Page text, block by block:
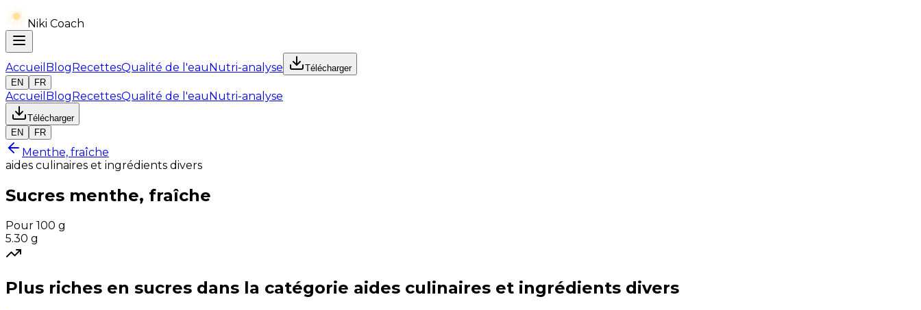
Niki Coach
Accueil BlogRecettesQualité de l'eauNutri-analyse
Télécharger
EN
FR
Accueil BlogRecettesQualité de l'eauNutri-analyse
Télécharger
EN
FR
Menthe, fraîche
aides culinaires et ingrédients divers
Sucres menthe, fraîche
Pour 100 g
5.30 g
Plus riches en sucres dans la catégorie aides culinaires et ingrédients divers